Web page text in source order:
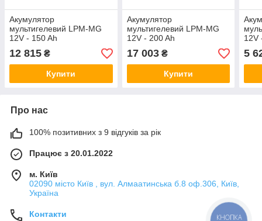
Акумулятор
мультигелевий LPM-MG
12V - 150 Ah
12 815 ₴
Купити
Акумулятор
мультигелевий LPM-MG
12V - 200 Ah
17 003₴
Купити
12V
5
Про нас
100% позитивних з 9 відгуків за рік
Працює з 20.01.2022
м. Київ
02090 місто Київ , вул. Алмаатинська б.8 оф.306, Київ,
Україна
Контакти
КНОПКА